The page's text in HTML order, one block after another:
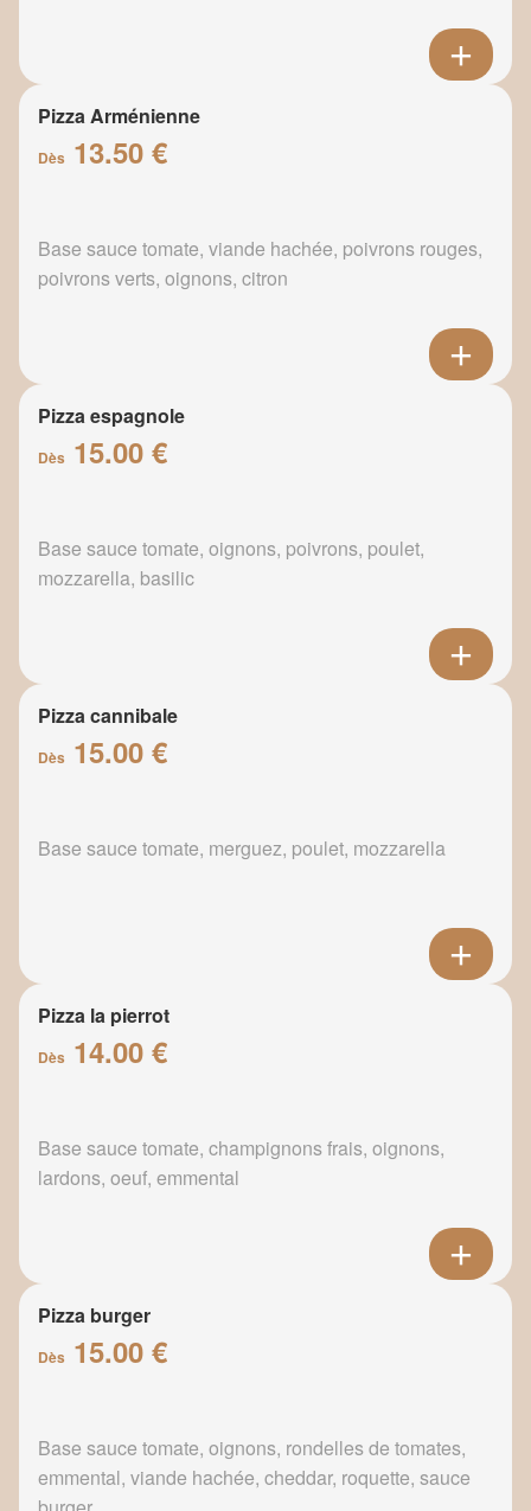
Pizza Arménienne
Dès 13.50 €
Base sauce tomate, viande hachée, poivrons rouges,
poivrons verts, oignons, citron
Pizza espagnole
Dès 15.00 €
Base sauce tomate, oignons, poivrons, poulet,
mozzarella, basilic
Pizza cannibale
Dès 15.00 €
Base sauce tomate, merguez, poulet, mozzarella
Pizza la pierrot
Dès 14.00 €
Base sauce tomate, champignons frais, oignons,
lardons, oeuf, emmental
Pizza burger
Dès 15.00 €
Base sauce tomate, oignons, rondelles de tomates,
emmental, viande hachée, cheddar, roquette, sauce